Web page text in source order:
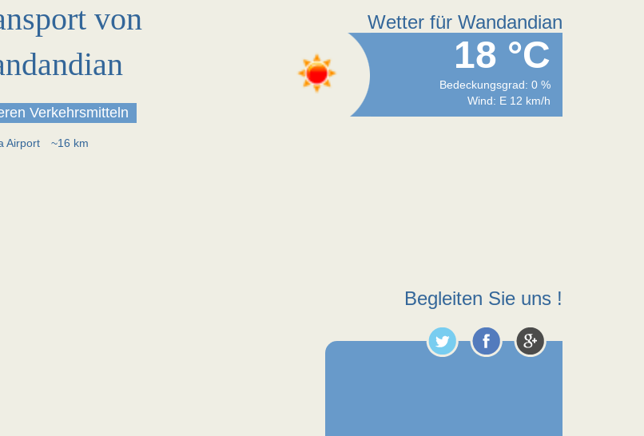
von
Verkehrsmitteln
Airport ~16 km
Wetter für Wandandian
18 °C
Bedeckungsgrad: 0 %
Wind: E 12 km/h
Begleiten Sie uns !